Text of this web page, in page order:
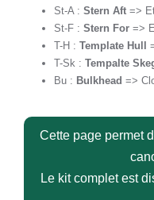
St-A : Stern Aft =>
St-F : Stern For =>
T-H : Template Hull
T-Sk : Tempalte
Bu : Bulkhead =>
Cette page permet
Le kit complet est